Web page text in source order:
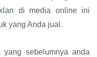
di media online ini
yang Anda jual.
sebelumnya anda